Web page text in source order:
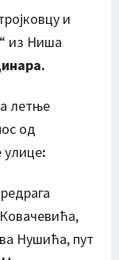
и
из Ниша
летње
од
улице:
Нушића, пут